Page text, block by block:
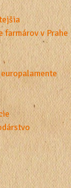
farmárov v Prahe